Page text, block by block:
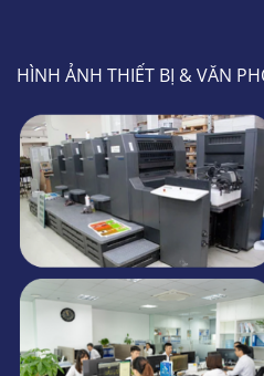
HÌNH ẢNH THIẾT BỊ & VĂN